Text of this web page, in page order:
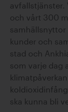
och vårt 300
samhällsnyttor
kunder och
stad och
som varje dag
ska kunna bli